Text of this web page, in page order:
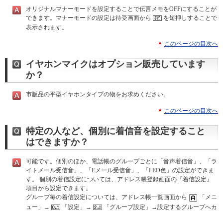
オリジナルマナーモードを設定することで伝言メモをOFFにすることが
できます。マナーモードの設定は待受画面から
を短押しすることで
表示されます。
このページの目次へ
イヤホンマイクはオプション販売しています
か？
市販品の平型イヤホンタイプの物をお求めください。
このページの目次へ
特定の人など、個別に着信音を設定すること
はできますか？
可能です。個別のほか、電話帳のグループごとに「音声着信音」、「ラ
イトメール受信音」、「Eメール受信音」、「LED色」の設定ができま
す。 個別の着信設定については、アドレス帳登録画面の『着信設定』
項目から設定できます。
グループ毎の着信設定については、アドレス帳一覧画面から
「メニ
ュー」→
「設定」→
「グループ設定」→設定するグループへカ